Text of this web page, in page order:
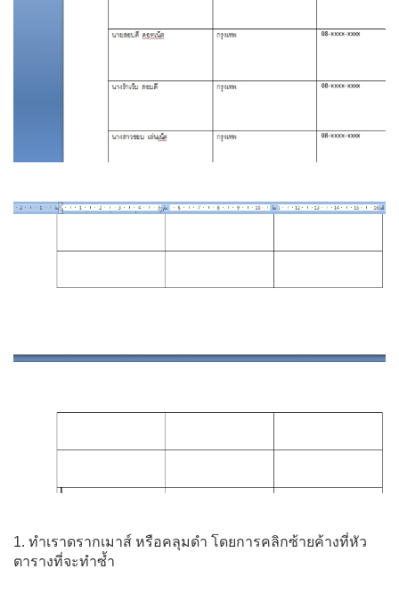
1. ทำเราดรากเมาส์ หรือคลุมดำ โดยการคลิกซ้ายค้างที่หัว
ตารางที่จะทำซ้ำ